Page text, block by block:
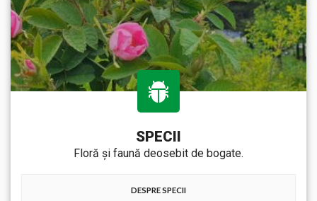
SPECII
Floră și faună deosebit de bogate.
DESPRE SPECII